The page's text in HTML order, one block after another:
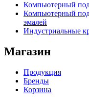
Компьютерный
Компьютерный
эмалей
Индустриальные
Магазин
Продукция
Бренды
Корзина